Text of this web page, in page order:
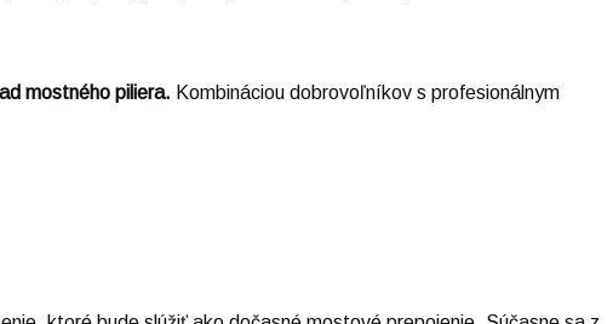
mostného piliera. Kombináciou dobrovoľníkov s profesionálnym